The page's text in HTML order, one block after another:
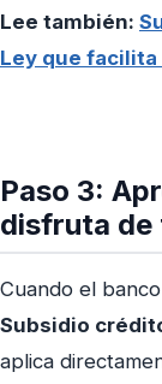
Lee también:
Ley que
Paso 3:
disfruta de
Cuando el
Subsidio
aplica